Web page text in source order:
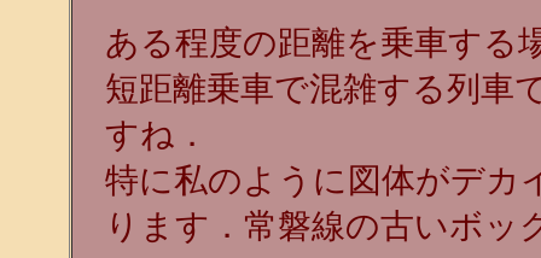
ある程度の距離を乗車する
短距離乗車で混雑する列車
すね．
特に私のように図体がデカ
ります．常磐線の古いボッ